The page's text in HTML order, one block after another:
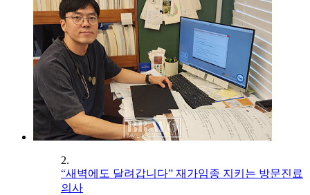
2.
“새벽에도 달려갑니다” 재가임종 지키는 방문진료
의사